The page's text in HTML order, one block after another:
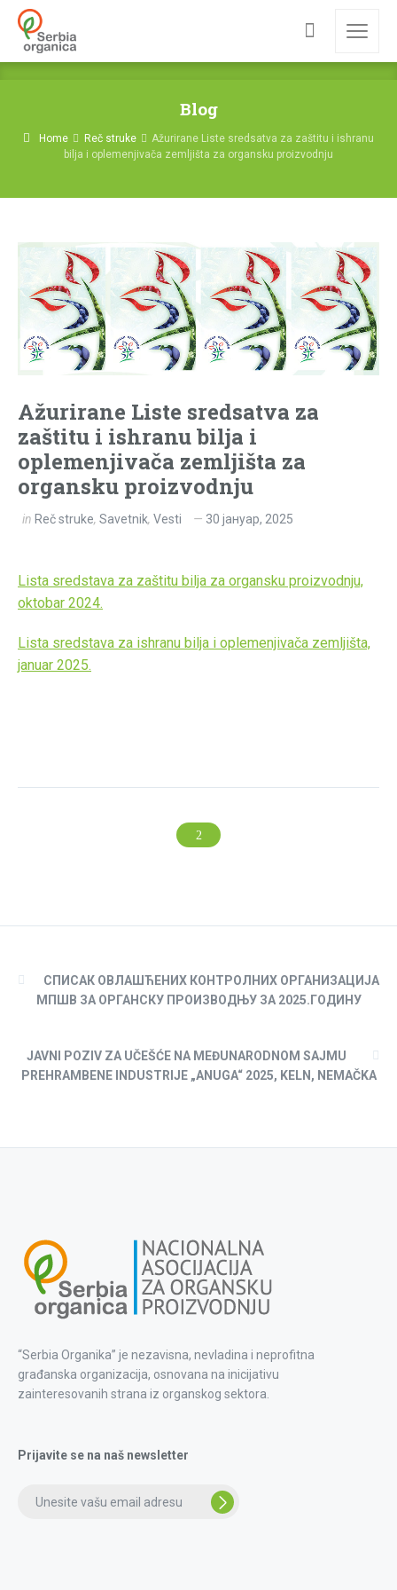
Blog
Home Reč struke
Ažurirane Liste sredsatva za zaštitu i ishranu
bilja i oplemenjivača zemljišta za organsku proizvodnju
Ažurirane Liste sredsatva za
zaštitu i ishranu bilja i
oplemenjivača zemljišta za
organsku proizvodnju
in Reč struke, Savetnik, Vesti 30 јануар, 2025
Lista sredstava za zaštitu bilja za organsku proizvodnju,
oktobar 2024.
Lista sredstava za ishranu bilja i oplemenjivača zemljišta,
januar 2025.
СПИСАК ОВЛАШЋЕНИХ КОНТРОЛНИХ ОРГАНИЗАЦИЈА
МПШВ ЗА ОРГАНСКУ ПРОИЗВОДЊУ ЗА 2025.ГОДИНУ
JAVNI POZIV ZA UČEŠĆE NA MEĐUNARODNOM SAJMU
PREHRAMBENE INDUSTRIJE „ANUGA“ 2025, KELN, NEMAČKA
“Serbia Organika” je nezavisna, nevladina i neprofitna
građanska organizacija, osnovana na inicijativu
zainteresovanih strana iz organskog sektora.
Prijavite se na naš newsletter